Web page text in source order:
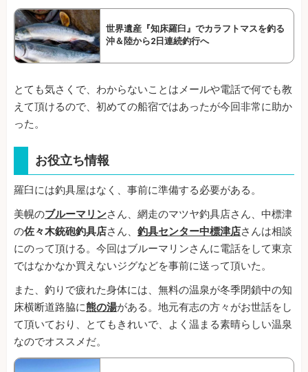
世界遺産『知床羅臼』でカラフトマスを釣る
沖＆陸から2日連続釣行へ
とても気さくで、わからないことはメールや電話で何でも教
えて頂けるので、初めての船宿ではあったが今回非常に助か
った。
お役立ち情報
羅臼には釣具屋はなく、事前に準備する必要がある。
美幌のブルーマリンさん、網走のマツヤ釣具店さん、中標津
の佐々木銃砲釣具店さん、 釣具センター中標津店さんは相談
にのって頂ける。今回はブルーマリンさんに電話をして東京
ではなかなか買えないジグなどを事前に送って頂いた。
また、釣りで疲れた身体には、無料の温泉が冬季閉鎖中の知
床横断道路脇に熊の湯がある。地元有志の方々がお世話をし
て頂いており、とてもきれいで、よく温まる素晴らしい温泉
なのでオススメだ。